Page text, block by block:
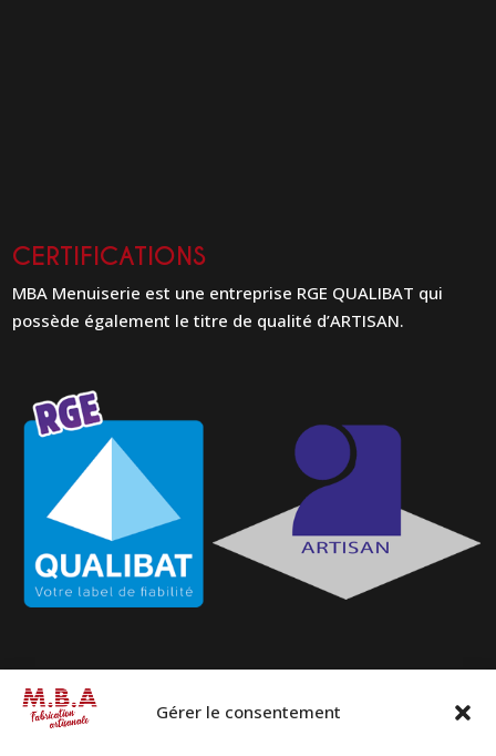
Gérer le consentement
CERTIFICATIONS
MBA Menuiserie est une entreprise RGE QUALIBAT qui
possède également le titre de qualité d’ARTISAN.